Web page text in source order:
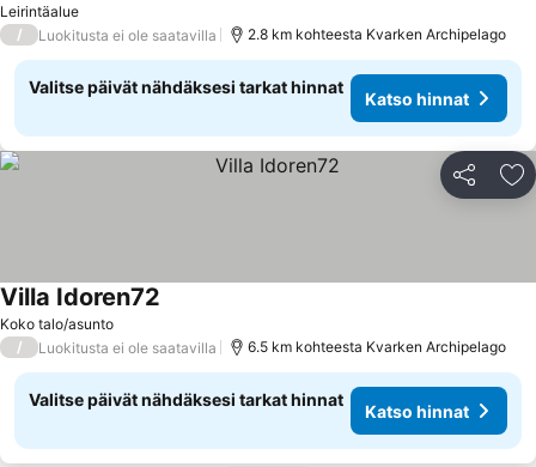
Leirintäalue
/ Luokitusta ei ole saatavilla 2.8 km kohteesta Kvarken Archipelago
Valitse päivät nähdäksesi tarkat hinnat
Katso hinnat
Jaa
Koko talo/asunto
Villa Idoren72
/ Luokitusta ei ole saatavilla 6.5 km kohteesta Kvarken Archipelago
Valitse päivät nähdäksesi tarkat hinnat
Katso hinnat